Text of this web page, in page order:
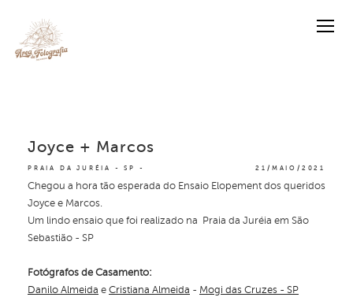
PRAIA DA JURÉIA - SP 21/MAIO/2021
Joyce + Marcos
Chegou a hora tão esperada do Ensaio Elopement dos queridos
Joyce e Marcos.
Um lindo ensaio que foi realizado na Praia da Juréia em São
Sebastião - SP
Fotógrafos de Casamento:
Danilo Almeida e Cristiana Almeida - Mogi das Cruzes - SP